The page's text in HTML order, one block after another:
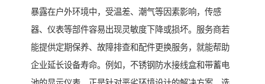
暴露在户外环境中，受温差、潮气等因素影响，传感
器、仪表等部件容易出现灵敏度下降或损坏。服务商若
能提供定期保养、故障排查和配件更换服务，就能帮助
企业延长设备寿命。例如，不锈钢防水接线盒和带蓄电